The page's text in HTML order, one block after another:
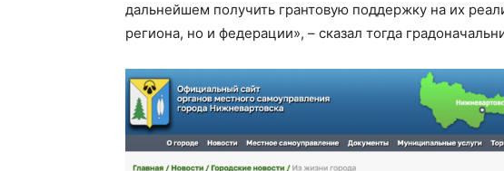
дальнейшем получить грантовую поддержку на их
региона, но и федерации», – сказал тогда